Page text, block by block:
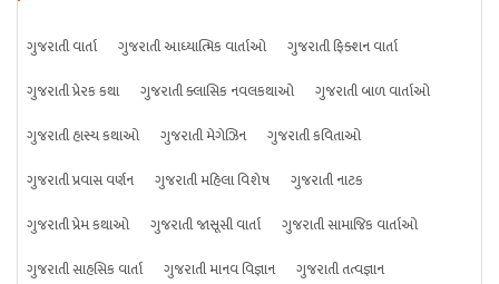
ગુજરાતી વાર્તા ગુજરાતી આધ્યાત્મિક વાર્તાઓ
ગુજરાતી ફિક્શન વાર્તા
ગુજરાતી પ્રેરક કથા
ગુજરાતી ક્લાસિક નવલકથાઓ
ગુજરાતી બાળ વાર્તાઓ
ગુજરાતી હાસ્ય કથાઓ
ગુજરાતી મેગેઝિન
ગુજરાતી કવિતાઓ
ગુજરાતી પ્રવાસ વર્ણન
ગુજરાતી મહિલા વિશેષ
ગુજરાતી નાટક
ગુજરાતી પ્રેમ કથાઓ
ગુજરાતી જાસૂસી વાર્તા
ગુજરાતી સામાજિક વાર્તાઓ
ગુજરાતી સાહસિક વાર્તા
ગુજરાતી માનવ વિજ્ઞાન
ગુજરાતી તત્વજ્ઞાન